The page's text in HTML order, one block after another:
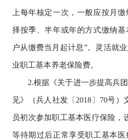
上每年核定一次，一般应按月
择按季、半年或年的方式缴纳
户从缴费当月起计息”。灵活就
业职工基本养老保险费。
2.根据《关于进一步提高兵
见》（兵人社发〔2018〕70号）
员初次参加职工基本医疗保险，
等待期过后正常享受职工基本